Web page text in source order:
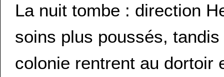
La nuit tombe : direction
soins plus poussés,
colonie rentrent au dortoir